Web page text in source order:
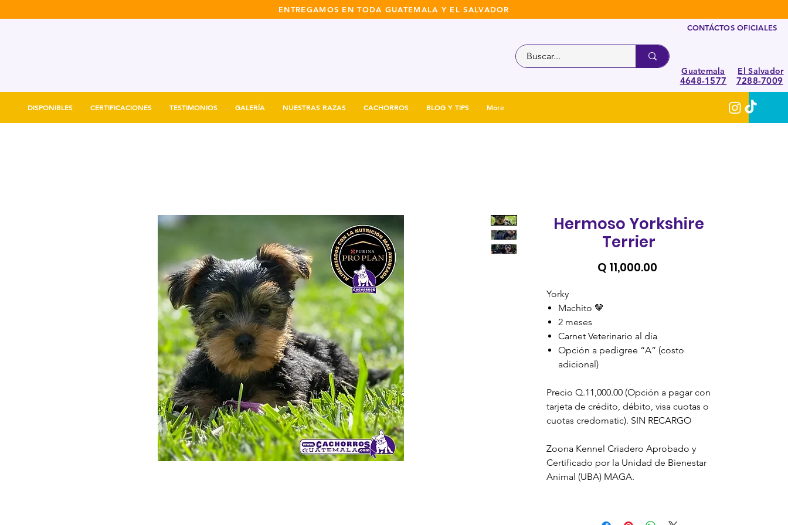
ENTREGAMOS EN TODA GUATEMALA Y EL SALVADOR
CONTÁCTOS OFICIALES
Guatemala El Salvador
4648-1577 7288-7009
DISPONIBLES CERTIFICACIONES TESTIMONIOS GALERÍA NUESTRAS RAZAS CACHORROS BLOG Y TIPS More
Hermoso Yorkshire
Terrier
Q 11,000.00Precio
Yorky
Machito 🤎
2 meses
Carnet Veterinario al día
Opción a pedigree “A” (costo
adicional)
Precio Q.11,000.00 (Opción a pagar con
tarjeta de crédito, débito, visa cuotas o
cuotas credomatic). SIN RECARGO
Zoona Kennel Criadero Aprobado y
Certificado por la Unidad de Bienestar
Animal (UBA) MAGA.